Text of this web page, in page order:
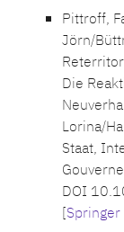
Pittroff,
Jörn/
Die
Lorina/
Staat,
DOI
[